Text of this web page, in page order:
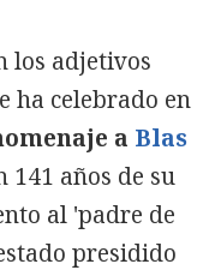
los adjetivos
ha celebrado en
a Blas
141 años de su
al 'padre de
presidido